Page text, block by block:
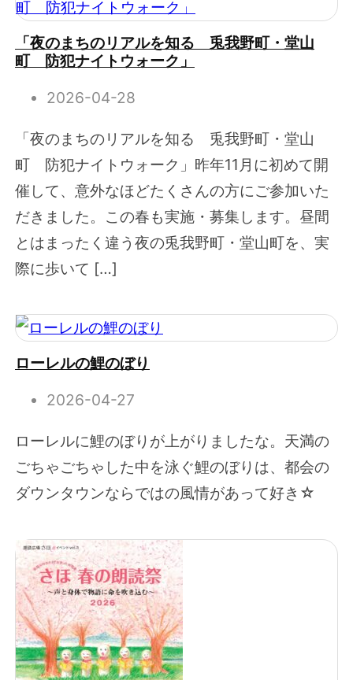
「夜のまちのリアルを知る 兎我野町・堂山
町 防犯ナイトウォーク」
2026-04-28
「夜のまちのリアルを知る 兎我野町・堂山
町 防犯ナイトウォーク」昨年11月に初めて開
催して、意外なほどたくさんの方にご参加いた
だきました。この春も実施・募集します。昼間
とはまったく違う夜の兎我野町・堂山町を、実
際に歩いて […]
ローレルの鯉のぼり
2026-04-27
ローレルに鯉のぼりが上がりましたな。天満の
ごちゃごちゃした中を泳ぐ鯉のぼりは、都会の
ダウンタウンならではの風情があって好き☆